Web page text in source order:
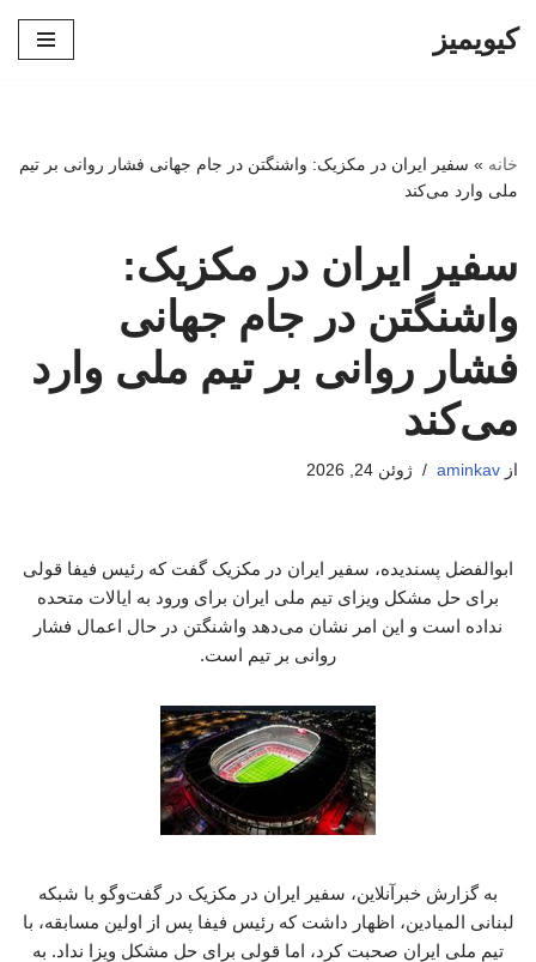
کیویمیز
خانه » سفیر ایران در مکزیک: واشنگتن در جام جهانی فشار روانی بر تیم
ملی وارد می‌کند
سفیر ایران در مکزیک:
واشنگتن در جام جهانی
فشار روانی بر تیم ملی وارد
می‌کند
از aminkav ژوئن 24, 2026
ابوالفضل پسندیده، سفیر ایران در مکزیک گفت که رئیس فیفا قولی
برای حل مشکل ویزای تیم ملی ایران برای ورود به ایالات متحده
نداده است و این امر نشان می‌دهد واشنگتن در حال اعمال فشار
روانی بر تیم است.
به گزارش خبرآنلاین، سفیر ایران در مکزیک در گفت‌وگو با شبکه
لبنانی المیادین، اظهار داشت که رئیس فیفا پس از اولین مسابقه، با
تیم ملی ایران صحبت کرد، اما قولی برای حل مشکل ویزا نداد. به